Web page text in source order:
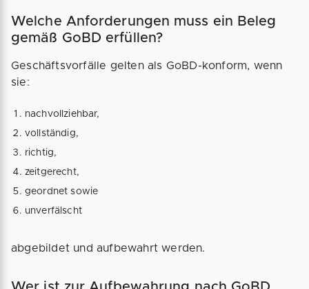
Welche Anforderungen muss ein Beleg
gemäß GoBD erfüllen?
Geschäftsvorfälle gelten als GoBD-konform, wenn
sie:
nachvollziehbar,
vollständig,
richtig,
zeitgerecht,
geordnet sowie
unverfälscht
abgebildet und aufbewahrt werden.